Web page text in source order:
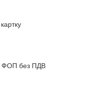
ФОП без ПДВ